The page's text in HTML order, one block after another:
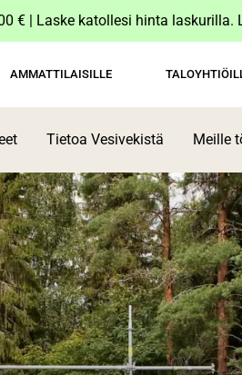
€ | Laske katollesi hinta laskurilla.
AMMATTILAISILLE
Tietoa Vesivekistä Meille